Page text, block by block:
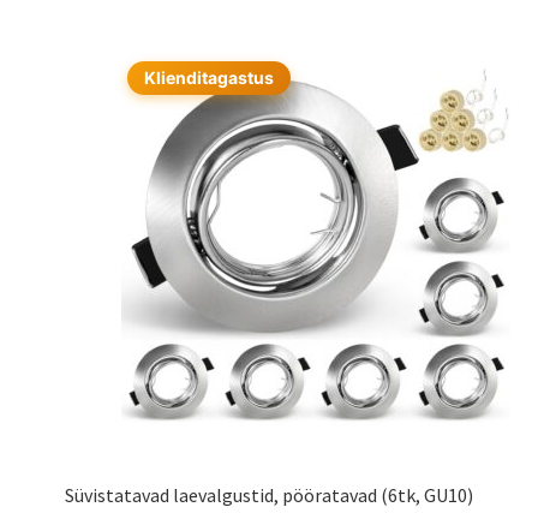
Klienditagastus
Süvistatavad laevalgustid, pööratavad (6tk, GU10)